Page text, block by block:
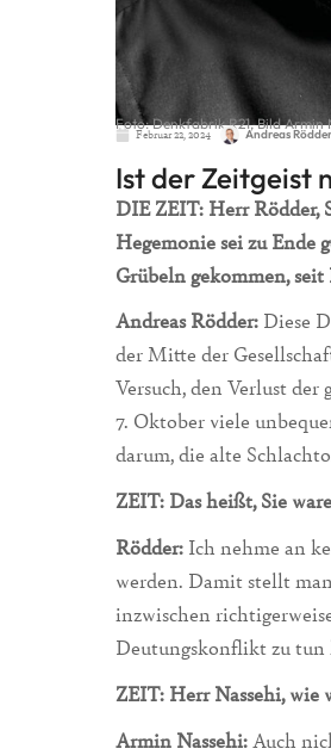
Foto: Denkfabrik R21, Bild
Februar 22, 2024 Andreas Rödder
Ist der Zeitgeist
DIE ZEIT: Herr Rödder,
Hegemonie sei zu Ende
Grübeln gekommen,
Andreas Rödder: Diese
der Mitte der
Versuch, den Verlust
7. Oktober viele
darum, die alte
ZEIT: Das heißt, Sie
Rödder: Ich nehme an
werden. Damit stellt
inzwischen
Deutungskonflikt zu tun
ZEIT: Herr Nassehi, wie
Armin Nassehi:Auch